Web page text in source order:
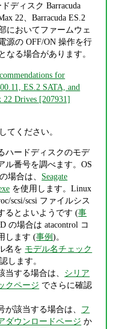
ドディスク Barracuda
22、Barracuda ES.2
においてファームウェ
源の OFF/ON 操作を行
なる場合があります。
for
ES.2 SATA, and
22 Drives [207931]
てください。
ハードディスクのモデ
ル番号を調べます。OS
場合は、 Seagate
を使用します。Linux
scsi/scsi ファイルシス
るとよいようです (事
の場合は atacontrol コ
します (事例)。
名を モデル名チェック
します。
当する場合は、 シリア
クページ でさらに確認
が該当する場合は、 フ
ダウンロードページ か